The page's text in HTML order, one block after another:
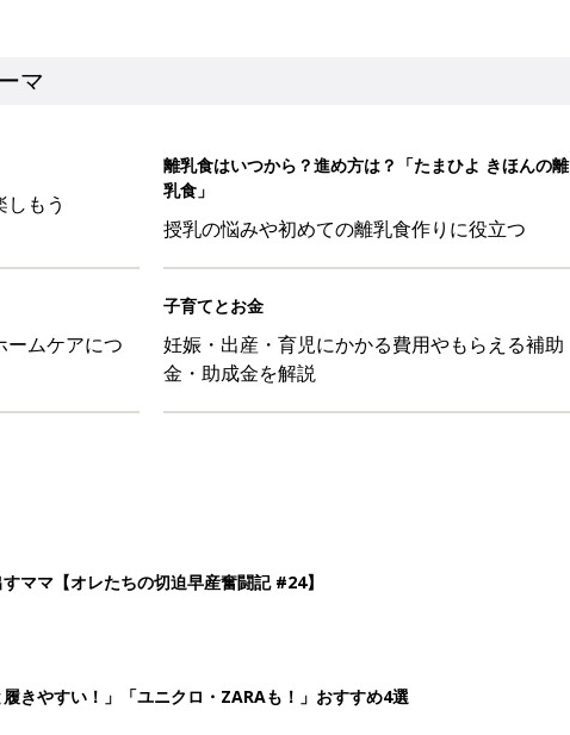
マ
もう
離乳食はいつから？進め方は？「たまひよ きほんの離
乳食」
授乳の悩みや初めての離乳食作りに役立つ
ームケアにつ
子育てとお金
妊娠・出産・育児にかかる費用やもらえる補助
金・助成金を解説
ママ【オレたちの切迫早産奮闘記 #24】
きやすい！」「ユニクロ・ZARAも！」おすすめ4選